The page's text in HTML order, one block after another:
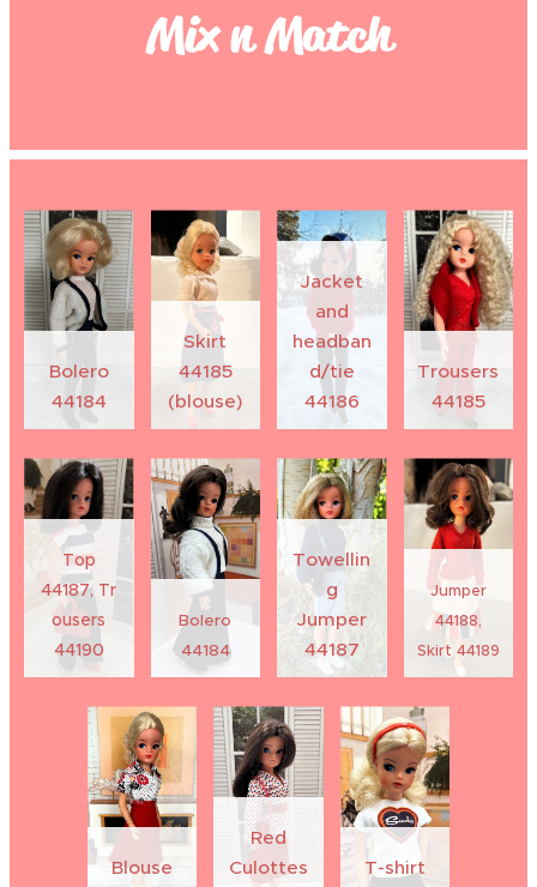
Mix n Match
Bolero
44184
Skirt
44185
(blouse)
Jacket
and
headban
d/tie
44186
Trousers
44185
Top
44187, Tr
ousers
44190
Bolero
44184
Towellin
g
Jumper
44187
Jumper
44188,
Skirt 44189
Blouse
Red
Culottes
T-shirt